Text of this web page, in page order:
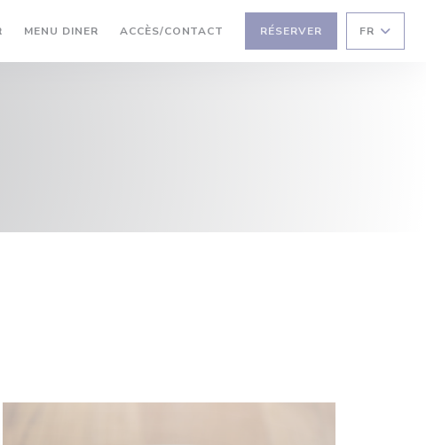
((OUVRE UNE NOUVELLE FENÊTRE))
MENU DINER((OUVRE UNE NOUVELLE FENÊTRE))
ACCÈS/CONTACT RÉSERVER FR